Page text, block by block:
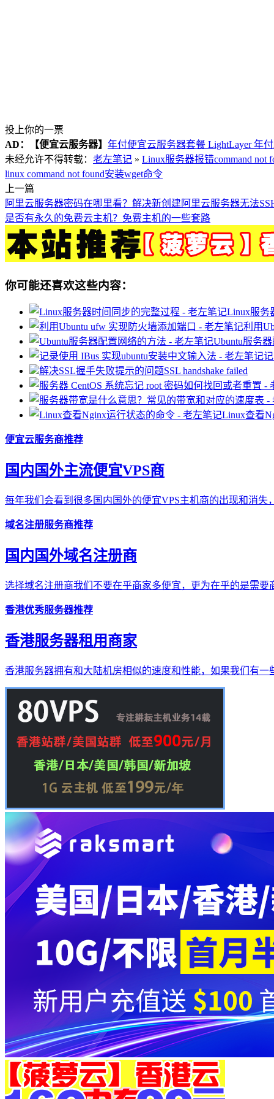
投上你的一票
AD：
【便宜云服务器】 年付便宜云服务器套餐 LightLayer 年
未经允许不得转载： 老左笔记 » Linux服务器报错command not
linux command not found安装wget命令
上一篇
阿里云服务器密码在哪里看？解决新创建阿里云服务器无法
是否有永久的免费云主机？免费主机的一些套路
你可能还喜欢这些内容：
Linux服务
利用
Ubuntu服务
解决SSL握手失败提示的问题SSL handshake failed
Linux查看
便宜云服务商推荐
国内国外主流便宜VPS商
每年我们会看到很多国内国外的便宜VPS主机商的出现和消
域名注册服务商推荐
国内国外域名注册商
选择域名注册商我们不要在乎商家多便宜，更为在乎的是需
香港优秀服务器推荐
香港服务器租用商家
香港服务器拥有和大陆机房相似的速度和性能，如果我们有